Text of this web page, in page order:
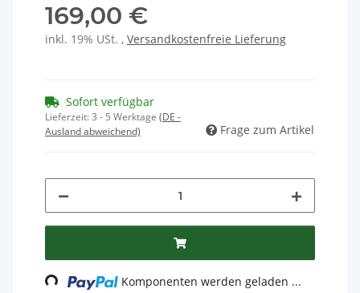
169,00 €
inkl. 19% USt. , Versandkostenfreie Lieferung
Sofort verfügbar
Lieferzeit:3 - 5 Werktage (DE -
Ausland abweichend)
Frage zum Artikel
Loading... Komponenten werden geladen ...